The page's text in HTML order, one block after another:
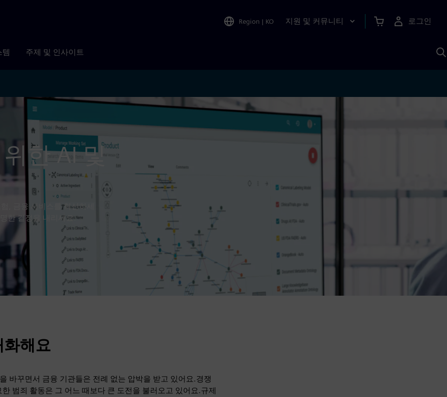
Region | KO 지원 및 커뮤니티 로그인
템 주제 및 인사이트
한 AI 및
, 금융 서비스를 혁신하세
한 결정을 내리세요.
해요
바꾸면서 금융 기관들은 전례 없는 압박을 받고 있어요.경쟁
범죄 활동은 그 어느 때보다 큰 도전을 불러오고 있어요.규제